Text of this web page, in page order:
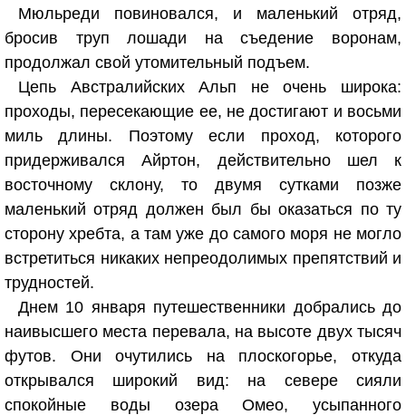
Мюльреди повиновался, и маленький отряд,
бросив труп лошади на съедение воронам,
продолжал свой утомительный подъем.
Цепь Австралийских Альп не очень широка:
проходы, пересекающие ее, не достигают и восьми
миль длины. Поэтому если проход, которого
придерживался Айртон, действительно шел к
восточному склону, то двумя сутками позже
маленький отряд должен был бы оказаться по ту
сторону хребта, а там уже до самого моря не могло
встретиться никаких непреодолимых препятствий и
трудностей.
Днем 10 января путешественники добрались до
наивысшего места перевала, на высоте двух тысяч
футов. Они очутились на плоскогорье, откуда
открывался широкий вид: на севере сияли
спокойные воды озера Омео, усыпанного